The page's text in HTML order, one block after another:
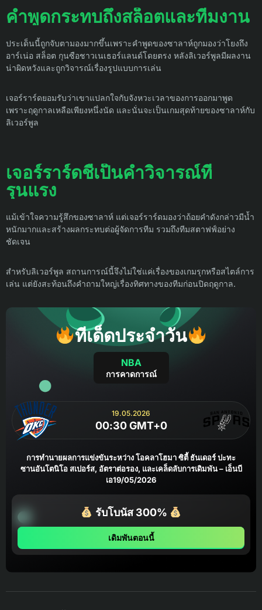
คำพูดกระทบถึงสล็อตและทีมงาน
ประเด็นนี้ถูกจับตามองมากขึ้นเพราะคำพูดของซาลาห์ถูกมองว่าโยงถึง
อาร์เน่อ สล็อต กุนซือชาวเนเธอร์แลนด์โดยตรง หลังลิเวอร์พูลมีผลงาน
น่าผิดหวังและถูกวิจารณ์เรื่องรูปแบบการเล่น
เจอร์ราร์ดยอมรับว่าเขาแปลกใจกับจังหวะเวลาของการออกมาพูด
เพราะฤดูกาลเหลือเพียงหนึ่งนัด และนั่นจะเป็นเกมสุดท้ายของซาลาห์กับ
ลิเวอร์พูล
เจอร์ราร์ดชี้เป็นคำวิจารณ์ที่
รุนแรง
แม้เข้าใจความรู้สึกของซาลาห์ แต่เจอร์ราร์ดมองว่าถ้อยคำดังกล่าวมีน้ำ
หนักมากและสร้างผลกระทบต่อผู้จัดการทีม รวมถึงทีมสตาฟฟ์อย่าง
ชัดเจน
สำหรับลิเวอร์พูล สถานการณ์นี้จึงไม่ใช่แค่เรื่องของเกมรุกหรือสไตล์การ
เล่น แต่ยังสะท้อนถึงคำถามใหญ่เรื่องทิศทางของทีมก่อนปิดฤดูกาล.
ทีเด็ดประจำวัน
NBA
การคาดการณ์
19.05.2026
00:30 GMT+0
การทำนายผลการแข่งขันระหว่าง โอคลาโฮมา ซิตี้ ธันเดอร์ ปะทะ
ซานอันโตนิโอ สเปอร์ส, อัตราต่อรอง, และเคล็ดลับการเดิมพัน – เอ็นบี
เอ19/05/2026
รับโบนัส 300%
เดิมพันตอนนี้